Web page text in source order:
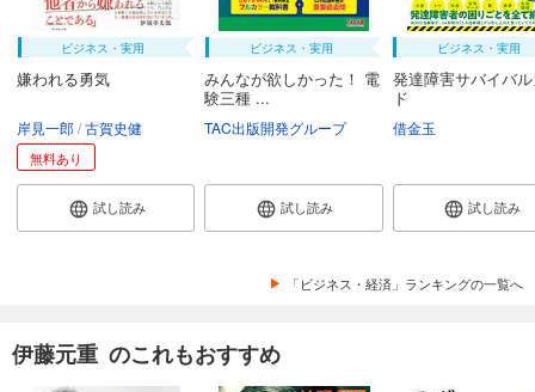
ビジネス・実用
嫌われる勇気
岸見一郎 古賀史健
無料あり
試し読み
ビジネス・実用
みんなが欲しかった！ 電
験三種 ...
TAC出版開発グループ
試し読み
ビジネス・実用
発達障害サバイバ
ド
借金玉
試し読み
「ビジネス・経済」ランキングの一覧へ
伊藤元重 のこれもおすすめ